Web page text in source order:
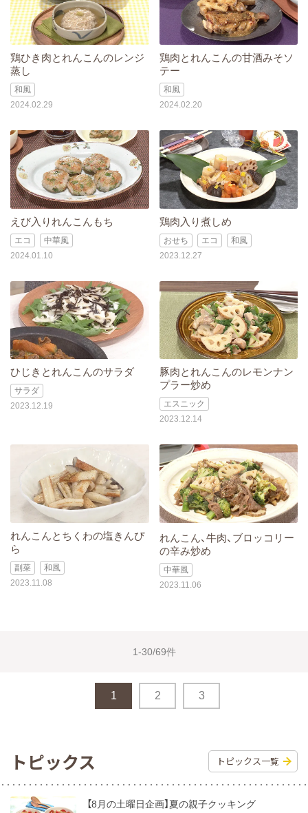
鶏ひき肉とれんこんのレンジ
蒸し
和風
2024.02.29
鶏肉とれんこんの甘酒みそソ
テー
和風
2024.02.20
えび入りれんこんもち
エコ
中華風
2024.01.10
鶏肉入り煮しめ
おせち エコ
和風
2023.12.27
ひじきとれんこんのサラダ
サラダ
2023.12.19
豚肉とれんこんのレモンナン
プラー炒め
エスニック
2023.12.14
れんこんとちくわの塩きんぴ
ら
副菜
和風
2023.11.08
れんこん、牛肉、ブロッコリー
の辛み炒め
中華風
2023.11.06
1-30/69件
1 2 3
トピックス トピックス一覧
【8月の土曜日企画】夏の親子クッキング